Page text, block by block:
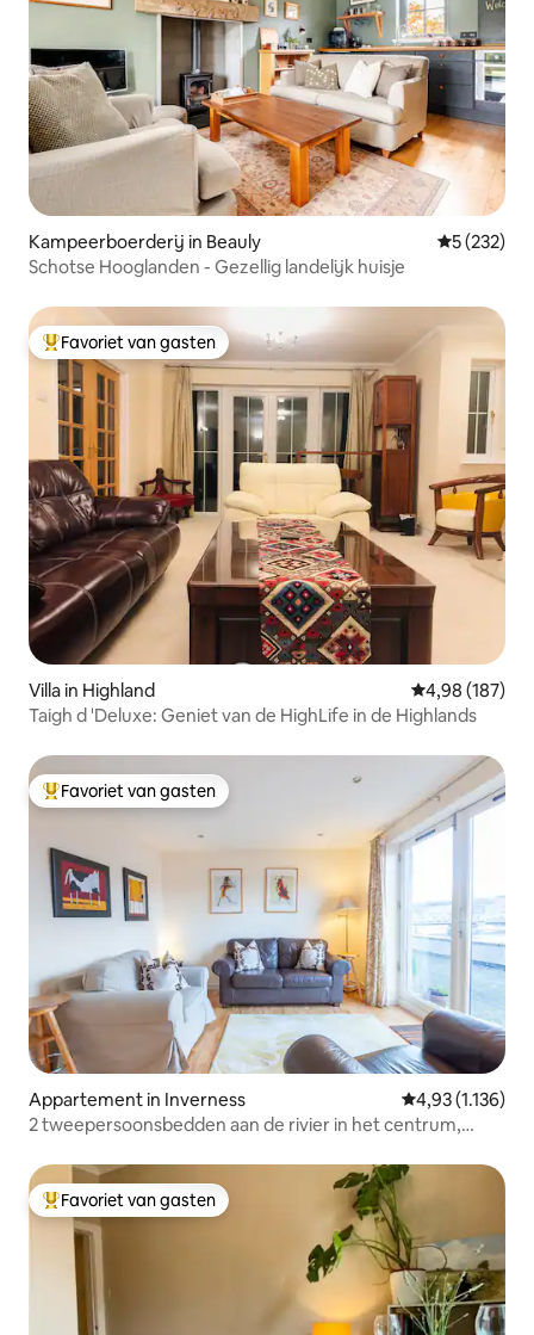
Kampeerboerderij in Beauly
5 (232)
Schotse Hooglanden - Gezellig landelijk huisje
Topfavoriet van gasten
Favoriet van gasten
Villa in Highland Gemiddelde
4,98 (187)
Taigh d 'Deluxe: Geniet van de HighLife in de Highlands
Topfavoriet van gasten
Favoriet van gasten
Appartement in Inverness Gemiddelde
4,93 (1.136)
2 tweepersoonsbedden aan de rivier in het centrum,
Topfavoriet van gasten
Favoriet van gasten